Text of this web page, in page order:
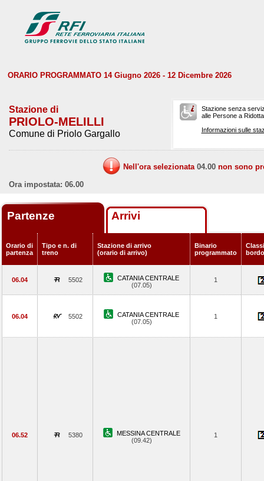
ORARIO PROGRAMMATO 14 Giugno 2026 - 12 Dicembre 2026
Stazione di
PRIOLO-MELILLI
Comune di Priolo Gargallo
Stazione senza
alle Persone a
Informazioni sulle
Nell'ora selezionata 04.00 non sono
Ora impostata: 06.00
Partenze Arrivi
Orario di
partenza
Tipo e n. di
treno
Stazione di arrivo
(orario di arrivo)
Binario
programmato
bordo
06.04 5502
CATANIA CENTRALE
(07.05)
1
06.04 5502
CATANIA CENTRALE
(07.05)
1
06.52 5380
MESSINA CENTRALE
(09.42)
1